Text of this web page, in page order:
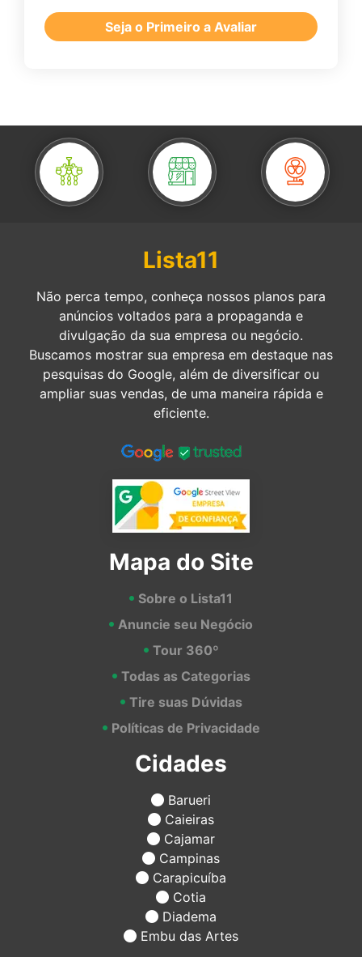
Seja o Primeiro a Avaliar
Lista11
Não perca tempo, conheça nossos planos para
anúncios voltados para a propaganda e
divulgação da sua empresa ou negócio.
Buscamos mostrar sua empresa em destaque nas
pesquisas do Google, além de diversificar ou
ampliar suas vendas, de uma maneira rápida e
eficiente.
Mapa do Site
Sobre o Lista11
Anuncie seu Negócio
Tour 360º
Todas as Categorias
Tire suas Dúvidas
Políticas de Privacidade
Cidades
Barueri
Caieiras
Cajamar
Campinas
Carapicuíba
Cotia
Diadema
Embu das Artes